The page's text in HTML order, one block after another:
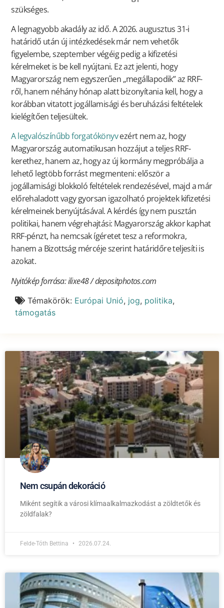
Nem csupán dekoráció
Miként segítik a városi klímaalkalmazkodást a zöldtetők és
zöldfalak?
Felde-Tóth Bettina 2026.07.24.
szükséges.
A legnagyobb akadály az idő. A 2026. augusztus 31-i
határidő után új intézkedések már nem vehetők
figyelembe, szeptember végéig pedig a kifizetési
kérelmeket is be kell nyújtani. Ez azt jelenti, hogy
Magyarország nem egyszerűen „megállapodik” az RRF-
ről, hanem néhány hónap alatt bizonyítania kell, hogy a
korábban vitatott jogállamisági és beruházási feltételek
kielégítően teljesültek.
A legvalószínűbb forgatókönyvezért nem az, hogy
Magyarország automatikusan hozzájut a teljes RRF-
kerethez, hanem az, hogy az új kormány megpróbálja a
lehető legtöbb forrást megmenteni: először a
jogállamisági blokkoló feltételek rendezésével, majd a már
előrehaladott vagy gyorsan igazolható projektek kifizetési
kérelmeinek benyújtásával. A kérdés így nem pusztán
politikai, hanem végrehajtási: Magyarország akkor kaphat
RRF-pénzt, ha nemcsak ígéretet tesz a reformokra,
hanem a Bizottság mércéje szerint határidőre teljesíti is
azokat.
Nyitókép forrása: ilixe48 / depositphotos.com
Témakörök: Európai Unió, jog, politika,
támogatás